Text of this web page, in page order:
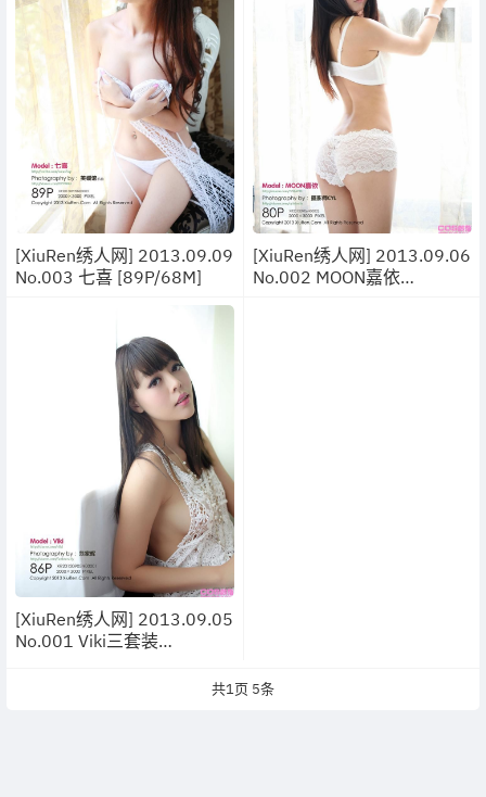
[XiuRen绣人网] 2013.09.09
No.003 七喜 [89P/68M]
[XiuRen绣人网] 2013.09.06
No.002 MOON嘉依
[XiuRen绣人网] 2013.09.05
No.001 Viki三套装
共1页 5条